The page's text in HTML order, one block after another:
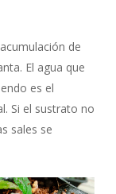
de
El agua que
es el
Si el sustrato no
sales se